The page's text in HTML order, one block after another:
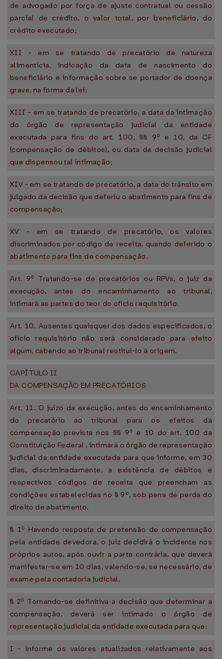
de advogado por força de ajuste contratual ou cessão
parcial de crédito, o valor total, por beneficiário, do
crédito executado;
XII - em se tratando de precatório de natureza
alimentícia, indicação da data de nascimento do
beneficiário e informação sobre se portador de doença
grave, na forma da lei;
XIII - em se tratando de precatório, a data da intimação
do órgão de representação judicial da entidade
executada para fins do art. 100, §§ 9º e 10, da CF
(compensação de débitos), ou data da decisão judicial
que dispensou tal intimação;
XIV - em se tratando de precatório, a data do trânsito em
julgado da decisão que deferiu o abatimento para fins de
compensação;
XV - em se tratando de precatório, os valores
discriminados por código de receita, quando deferido o
abatimento para fins de compensação.
Art. 9º Tratando-se de precatórios ou RPVs, o juiz da
execução, antes do encaminhamento ao tribunal,
intimará as partes do teor do ofício requisitório.
Art. 10. Ausentes quaisquer dos dados especificados, o
ofício requisitório não será considerado para efeito
algum, cabendo ao tribunal restituí-lo à origem.
CAPÍTULO II
DA COMPENSAÇÃO EM PRECATÓRIOS
Art. 11. O juízo da execução, antes do encaminhamento
do precatório ao tribunal para os efeitos da
compensação prevista nos §§ 9º e 10 do art. 100 da
Constituição Federal , intimará o órgão de representação
judicial da entidade executada para que informe, em 30
dias, discriminadamente, a existência de débitos e
respectivos códigos de receita que preencham as
condições estabelecidas no § 9º, sob pena de perda do
direito de abatimento.
§ 1º Havendo resposta de pretensão de compensação
pela entidade devedora, o juiz decidirá o incidente nos
próprios autos, após ouvir a parte contrária, que deverá
manifestar-se em 10 dias, valendo-se, se necessário, de
exame pela contadoria judicial.
§ 2º Tornando-se definitiva a decisão que determinar a
compensação, deverá ser intimado o órgão de
representação judicial da entidade executada para que:
I - informe os valores atualizados relativamente aos